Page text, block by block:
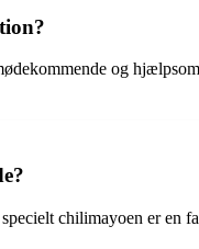
og
chilimayoen er en